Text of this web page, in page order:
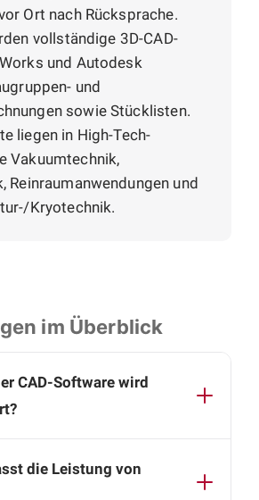
Ort nach Rücksprache.
vollständige 3D-CAD-
und Autodesk
und
sowie Stücklisten.
liegen in High-Tech-
Vakuumtechnik,
Reinraumanwendungen und
Kryotechnik.
im Überblick
CAD-Software wird
erhalten Sie vollständige
und
die Leistung von